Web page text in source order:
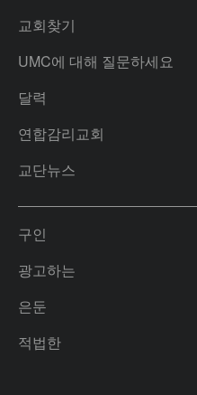
교회찾기
UMC에 대해 질문하세요
달력
연합감리교회
교단뉴스
구인
광고하는
은둔
적법한